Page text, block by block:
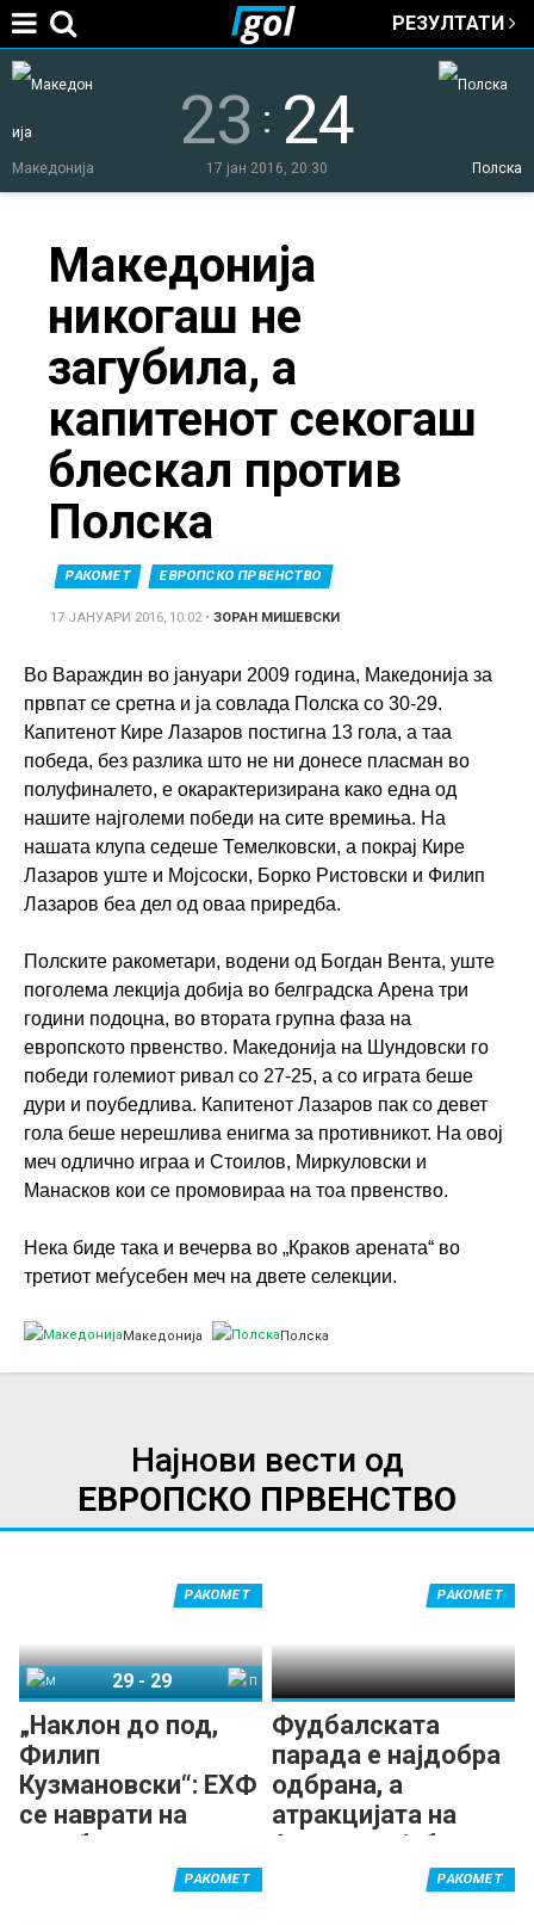
РЕЗУЛТАТИ
Македонија Полска
23 : 24
17 јан 2016, 20:30
here
Македонија
никогаш не
загубила, а
капитенот секогаш
блескал против
Полска
РАКОМЕТ ЕВРОПСКО ПРВЕНСТВО
17 ЈАНУАРИ 2016, 10:02•ЗОРАН МИШЕВСКИ
Во Вараждин во јануари 2009 година, Македонија за
првпат се сретна и ја совлада Полска со 30-29.
Капитенот Кире Лазаров постигна 13 гола, а таа
победа, без разлика што не ни донесе пласман во
полуфиналето, е окарактеризирана како една од
нашите најголеми победи на сите времиња. На
нашата клупа седеше Темелковски, а покрај Кире
Лазаров уште и Мојсоски, Борко Ристовски и Филип
Лазаров беа дел од оваа приредба.
Полските ракометари, водени од Богдан Вента, уште
поголема лекција добија во белградска Арена три
години подоцна, во втората групна фаза на
европското првенство. Македонија на Шундовски го
победи големиот ривал со 27-25, а со играта беше
дури и поубедлива. Капитенот Лазаров пак со девет
гола беше нерешлива енигма за противникот. На овој
меч одлично играа и Стоилов, Миркуловски и
Манасков кои се промовираа на тоа првенство.
Нека биде така и вечерва во „Краков арената“ во
третиот меѓусебен меч на двете селекции.
Македонија Полска
Најнови вести од
ЕВРОПСКО ПРВЕНСТВО
„Наклон до под,
Филип
Кузмановски“: ЕХФ
се наврати на
незаборавната
РАКОМЕТ
29- 29
Фудбалската
парада е најдобра
одбрана, а
атракцијата на
Ареиа е најубав
РАКОМЕТ
РАКОМЕТ РАКОМЕТ